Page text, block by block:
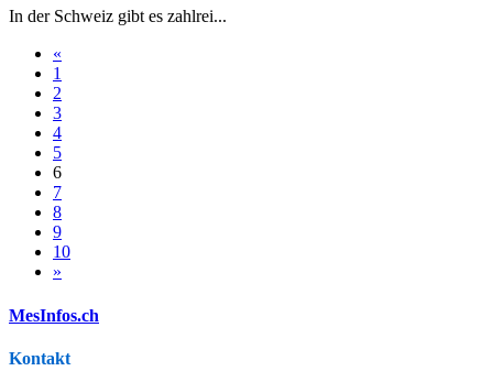
In der Schweiz gibt es zahlrei...
«
1
2
3
4
5
6
7
8
9
10
»
MesInfos.ch
Kontakt